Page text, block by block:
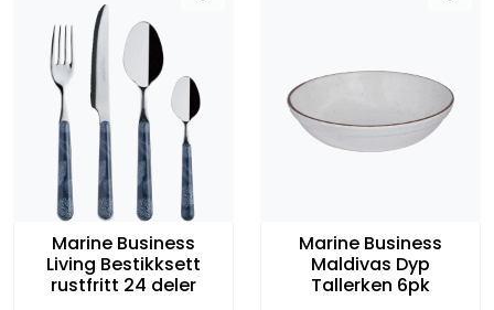
Marine Business
Living Bestikksett
rustfritt 24 deler
Marine Business
Maldivas Dyp
Tallerken 6pk